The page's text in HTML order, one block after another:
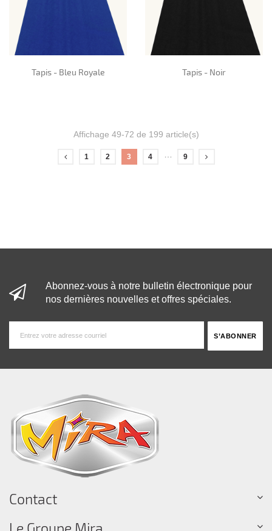
Tapis - Bleu Royale Tapis - Noir
Affichage 49-72 de 199 article(s)
1 2 3 4 9
Abonnez-vous à notre bulletin électronique pour
nos dernières nouvelles et offres spéciales.
Contact